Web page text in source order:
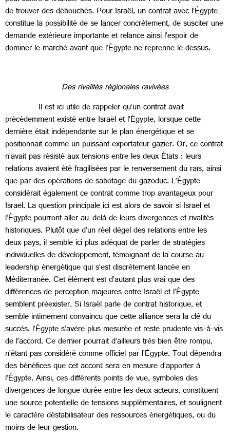
de trouver des débouchés. Pour Israël, un contrat avec l’Égypte
constitue la possibilité de se lancer concrètement, de susciter une
demande extérieure importante et relance ainsi l’espoir de
dominer le marché avant que l’Égypte ne reprenne le dessus.
Des rivalités régionales ravivées
Il est ici utile de rappeler qu’un contrat avait
précédemment existé entre Israël et l’Égypte, lorsque cette
dernière était indépendante sur le plan énergétique et se
positionnait comme un puissant exportateur gazier. Or, ce contrat
n’avait pas résisté aux tensions entre les deux États : leurs
relations avaient été fragilisées par le renversement du raïs, ainsi
que par des opérations de sabotage du gazoduc. L’Égypte
considérait également ce contrat comme trop avantageux pour
Israël. La question principale ici est alors de savoir si Israël et
l’Égypte pourront aller au-delà de leurs divergences et rivalités
historiques. Plutôt que d’un réel dégel des relations entre les
deux pays, il semble ici plus adéquat de parler de stratégies
individuelles de développement, témoignant de la course au
leadership énergétique qui s’est discrètement lancée en
Méditerranée. Cet élément est d’autant plus vrai que des
différences de perception majeures entre Israël et l’Égypte
semblent préexister. Si Israël parle de contrat historique, et
semble intimement convaincu que cette alliance sera la clé du
succès, l’Égypte s’avère plus mesurée et reste prudente vis-à-vis
de l’accord. Ce dernier pourrait d’ailleurs très bien être rompu,
n’étant pas considéré comme officiel par l’Égypte. Tout dépendra
des bénéfices que cet accord sera en mesure d’apporter à
l’Égypte. Ainsi, ces différents points de vue, symboles des
divergences de longue durée entre les deux acteurs, constituent
une source potentielle de tensions supplémentaires, et soulignent
le caractère déstabilisateur des ressources énergétiques, ou du
moins de leur gestion.